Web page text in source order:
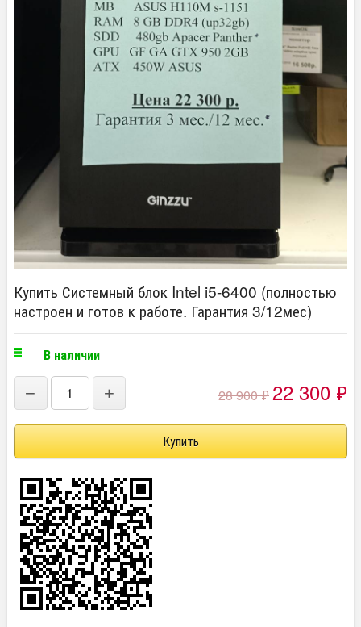
Купить Системный блок Intel i5-6400 (полностью
настроен и готов к работе. Гарантия 3/12мес)
В наличии
− + 28 900₽22 300 ₽